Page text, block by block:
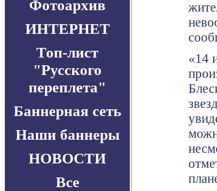
Фотоархив
ИНТЕРНЕТ
Топ-лист
"Русского
переплета"
Баннерная сеть
Наши баннеры
НОВОСТИ
Все
«14